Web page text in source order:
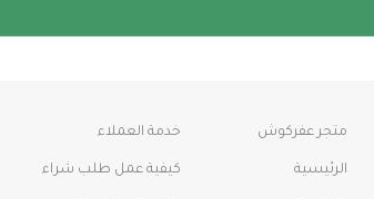
متجر عفركوش
الرئيسية
خدمة العملاء
كيفية عمل طلب شراء